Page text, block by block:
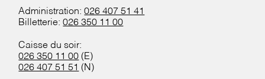
Administration:026 407 51 41
Billetterie:026 350 11 00
Caisse du soir:
026 350 11 00 (E)
026 407 51 51 (N)